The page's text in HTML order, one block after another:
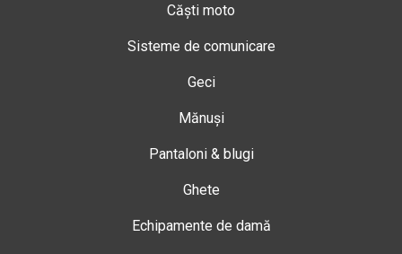
Căști moto
Sisteme de comunicare
Geci
Mănuși
Pantaloni & blugi
Ghete
Echipamente de damă